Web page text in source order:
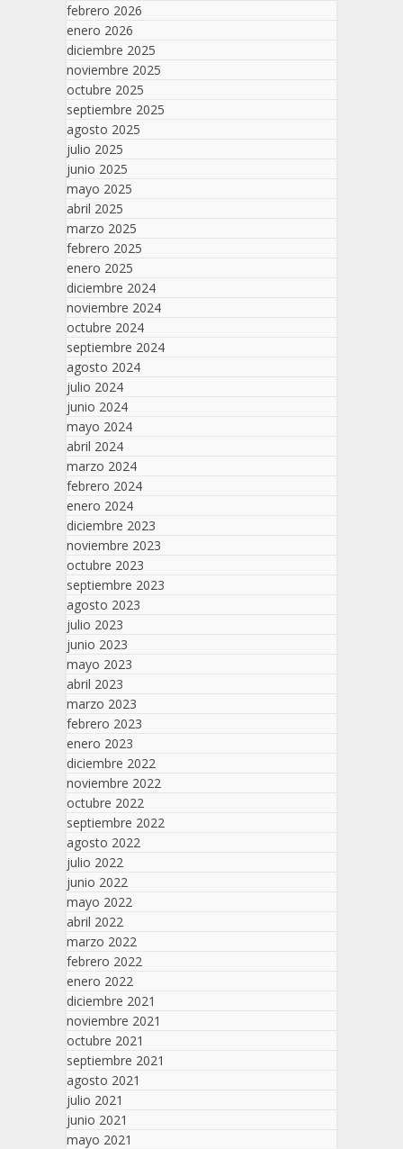
febrero 2026
enero 2026
diciembre 2025
noviembre 2025
octubre 2025
septiembre 2025
agosto 2025
julio 2025
junio 2025
mayo 2025
abril 2025
marzo 2025
febrero 2025
enero 2025
diciembre 2024
noviembre 2024
octubre 2024
septiembre 2024
agosto 2024
julio 2024
junio 2024
mayo 2024
abril 2024
marzo 2024
febrero 2024
enero 2024
diciembre 2023
noviembre 2023
octubre 2023
septiembre 2023
agosto 2023
julio 2023
junio 2023
mayo 2023
abril 2023
marzo 2023
febrero 2023
enero 2023
diciembre 2022
noviembre 2022
octubre 2022
septiembre 2022
agosto 2022
julio 2022
junio 2022
mayo 2022
abril 2022
marzo 2022
febrero 2022
enero 2022
diciembre 2021
noviembre 2021
octubre 2021
septiembre 2021
agosto 2021
julio 2021
junio 2021
mayo 2021